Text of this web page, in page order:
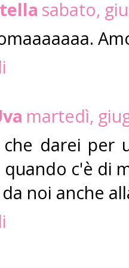
sabato,
martedì,
darei per
quando c'è di
noi anche